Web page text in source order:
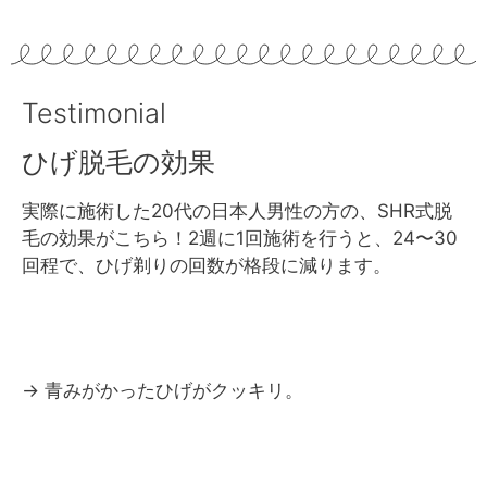
Testimonial
ひげ脱毛の効果
実際に施術した20代の日本人男性の方の、SHR式脱
毛の効果がこちら！2週に1回施術を行うと、24〜30
回程で、ひげ剃りの回数が格段に減ります。
→ 青みがかったひげがクッキリ。